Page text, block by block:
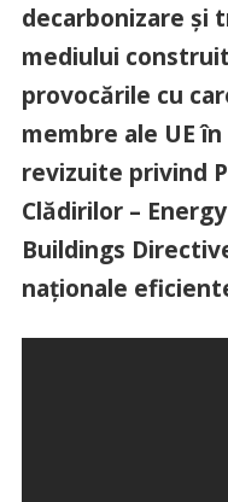
decarbonizare și
mediului
provocările cu
membre ale UE
revizuite privind
Clădirilor –
Buildings
naționale